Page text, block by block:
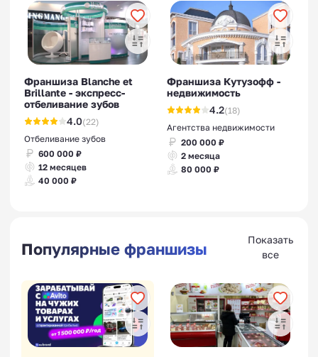
Франшиза Blanche et
Brillante - экспресс-
отбеливание зубов
4.0(22)
Отбеливание зубов
600 000 ₽
12 месяцев
40 000 ₽
Франшиза Кутузофф -
недвижимость
4.2(18)
Агентства недвижимости
200 000 ₽
2 месяца
80 000 ₽
Популярные франшизы
Показать
все